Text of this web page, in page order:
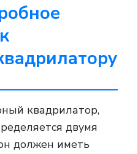
квадрилатор,
двумя
должен иметь